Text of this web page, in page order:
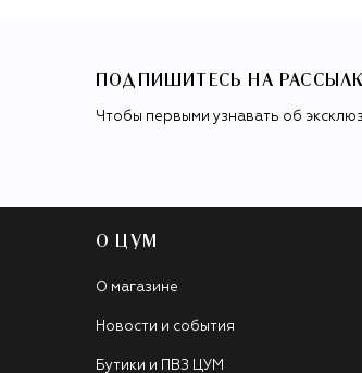
ПОДПИШИТЕСЬ НА
Чтобы первыми узнавать об
О ЦУМ
О магазине
Новости и события
Бутики и ПВЗ ЦУМ